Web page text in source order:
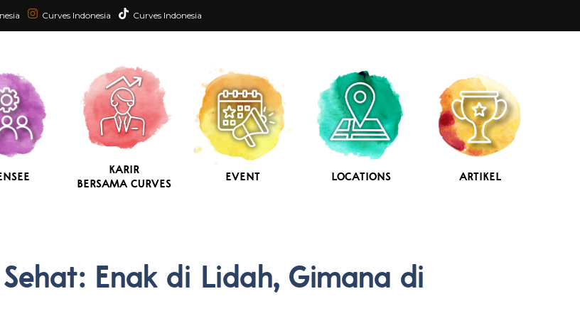
Curves Indonesia Curves Indonesia
KARIR
BERSAMA CURVES
EVENT LOCATIONS ARTIKEL
Enak di Lidah, Gimana di